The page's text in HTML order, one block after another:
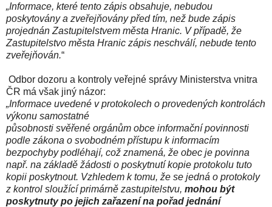
„Informace, které tento zápis obsahuje, nebudou
poskytovány a zveřejňovány před tím, než bude zápis
projednán Zastupitelstvem města Hranic. V případě, že
Zastupitelstvo města Hranic zápis neschválí, nebude tento
zveřejňován.“
Odbor dozoru a kontroly veřejné správy Ministerstva vnitra
ČR má však jiný názor:
„Informace uvedené v protokolech o provedených kontrolách
výkonu samostatné
působnosti svěřené orgánům obce informační povinnosti
podle zákona o svobodném přístupu k informacím
bezpochyby podléhají, což znamená, že obec je povinna
např. na základě žádosti o poskytnutí kopie protokolu tuto
kopii poskytnout. Vzhledem k tomu, že se jedná o protokoly
z kontrol sloužící primárně zastupitelstvu, mohou být
poskytnuty po jejich zařazení na pořad jednání